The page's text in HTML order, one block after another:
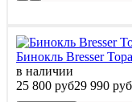
Бинокль Bresser
в наличии
25 800 руб29 990 руб